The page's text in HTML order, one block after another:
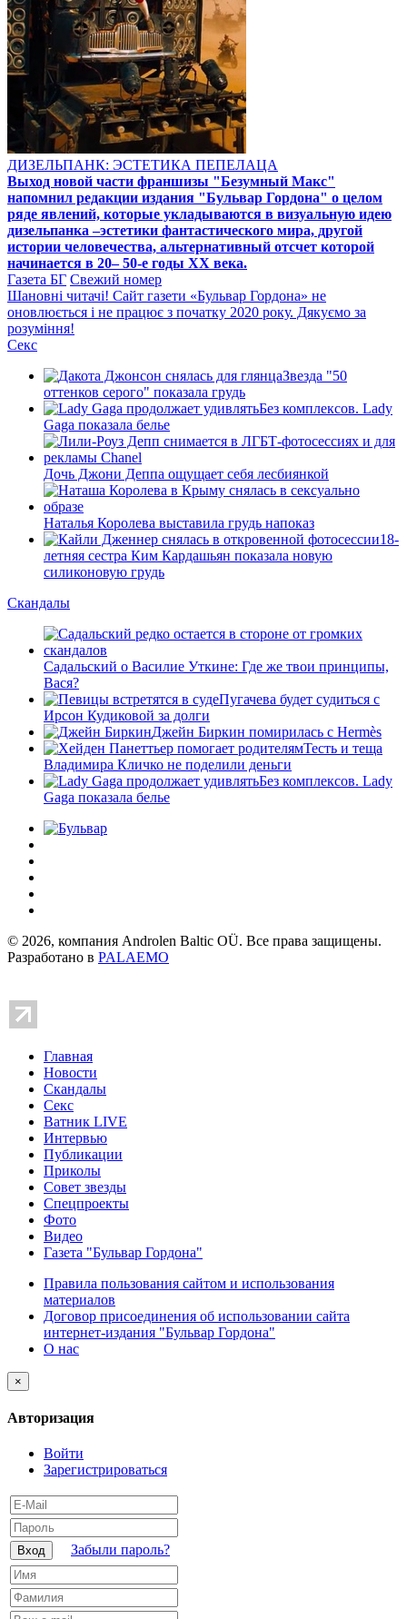
ДИЗЕЛЬПАНК: ЭСТЕТИКА ПЕПЕЛАЦА
Выход новой части франшизы "Безумный Макс"
напомнил редакции издания "Бульвар Гордона" о целом
ряде явлений, которые укладываются в визуальную идею
дизельпанка –эстетики фантастического мира, другой
истории человечества, альтернативный отсчет которой
начинается в 20– 50-е годы XX века.
Газета БГ Свежий номер
Шановні читачі! Сайт газети «Бульвар Гордона» не
оновлюється і не працює з початку 2020 року. Дякуємо за
розуміння!
Секс
Звезда "50
оттенков серого" показала грудь
Без комплексов. Lady
Gaga показала белье
Дочь Джони Деппа ощущает себя лесбиянкой
Наталья Королева выставила грудь напоказ
18-
летняя сестра Ким Кардашьян показала новую
силиконовую грудь
Скандалы
Садальский о Василие Уткине: Где же твои принципы,
Вася?
Пугачева будет судиться с
Ирсон Кудиковой за долги
Джейн Биркин помирилась с Hermès
Тесть и теща
Владимира Кличко не поделили деньги
Без комплексов. Lady
Gaga показала белье
© 2026, компания Androlen Baltic OÜ. Все права защищены.
Разработано в PALAEMO
Главная
Новости
Скандалы
Секс
Ватник LIVE
Интервью
Публикации
Приколы
Совет звезды
Спецпроекты
Фото
Видео
Газета "Бульвар Гордона"
Правила пользования сайтом и использования
материалов
Договор присоединения об использовании сайта
интернет-издания "Бульвар Гордона"
О нас
×
Авторизация
Войти
Зарегистрироваться
Вход Забыли пароль?